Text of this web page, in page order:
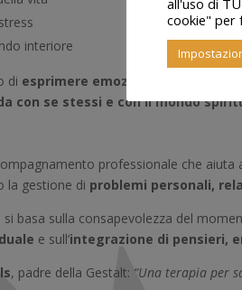
interiore
di esprimere emozioni difficili da
con se stessi e con il mondo
professionale che
la gestione di problemi personali,
si basa sulla consapevolezza del
e sull’integrazione di pensieri,
, padre della Gestalt: “Una terapia per
all'uso di
cookie" per